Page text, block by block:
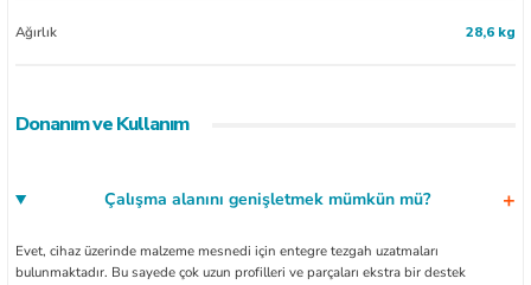
Ağırlık 28,6 kg
Donanım ve Kullanım
Çalışma alanını genişletmek mümkün mü?
Evet, cihaz üzerinde malzeme mesnedi için entegre tezgah uzatmaları
bulunmaktadır. Bu sayede çok uzun profilleri ve parçaları ekstra bir destek